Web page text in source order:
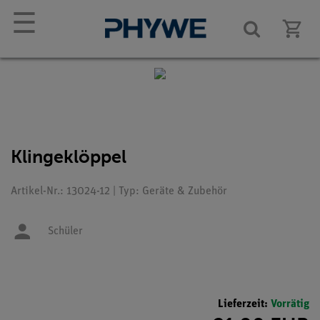
☰
Klingeklöppel
Artikel-Nr.: 13024-12 | Typ: Geräte & Zubehör
Schüler
Lieferzeit: Vorrätig